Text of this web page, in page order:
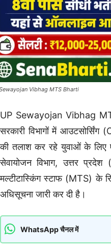
Vibhag MTS Bharti
UP Sewayojan Vibhag
सरकारी विभागों में
की तलाश कर रहे युवाओं के लिए
सेवायोजन विभाग, उत्तर
मल्टीटास्किंग स्टाफ (MTS) के
अधिसूचना जारी कर दी है।
WhatsApp चैनल में